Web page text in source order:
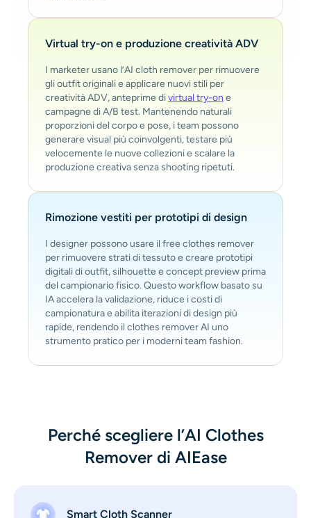
Virtual try-on e produzione creatività ADV
I marketer usano l’AI cloth remover per rimuovere
gli outfit originali e applicare nuovi stili per
creatività ADV, anteprime divirtual try-on e
campagne di A/B test. Mantenendo naturali
proporzioni del corpo e pose, i team possono
generare visual più coinvolgenti, testare più
velocemente le nuove collezioni e scalare la
produzione creativa senza shooting ripetuti.
Rimozione vestiti per prototipi di design
I designer possono usare il free clothes remover
per rimuovere strati di tessuto e creare prototipi
digitali di outfit, silhouette e concept preview prima
del campionario fisico. Questo workflow basato su
IA accelera la validazione, riduce i costi di
campionatura e abilita iterazioni di design più
rapide, rendendo il clothes remover AI uno
strumento pratico per i moderni team fashion.
Perché scegliere l’AI Clothes
Remover di AIEase
Smart Cloth Scanner